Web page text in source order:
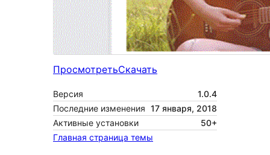
ПросмотретьСкачать
Версия
1.0.4
Последние изменения 17 января, 2018
Активные установки
50+
Главная страница темы